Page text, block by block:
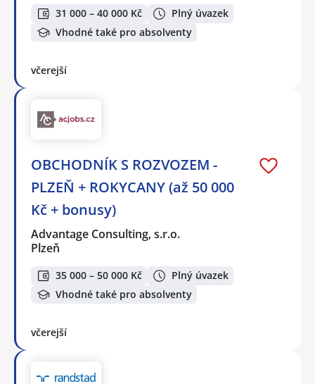
31 000 – 40 000 Kč
Plný úvazek
Vhodné také pro absolventy
včerejší
OBCHODNÍK S ROZVOZEM -
PLZEŇ + ROKYCANY (až 50 000
Kč + bonusy)
Advantage Consulting, s.r.o.
Plzeň
35 000 – 50 000 Kč
Plný úvazek
Vhodné také pro absolventy
včerejší